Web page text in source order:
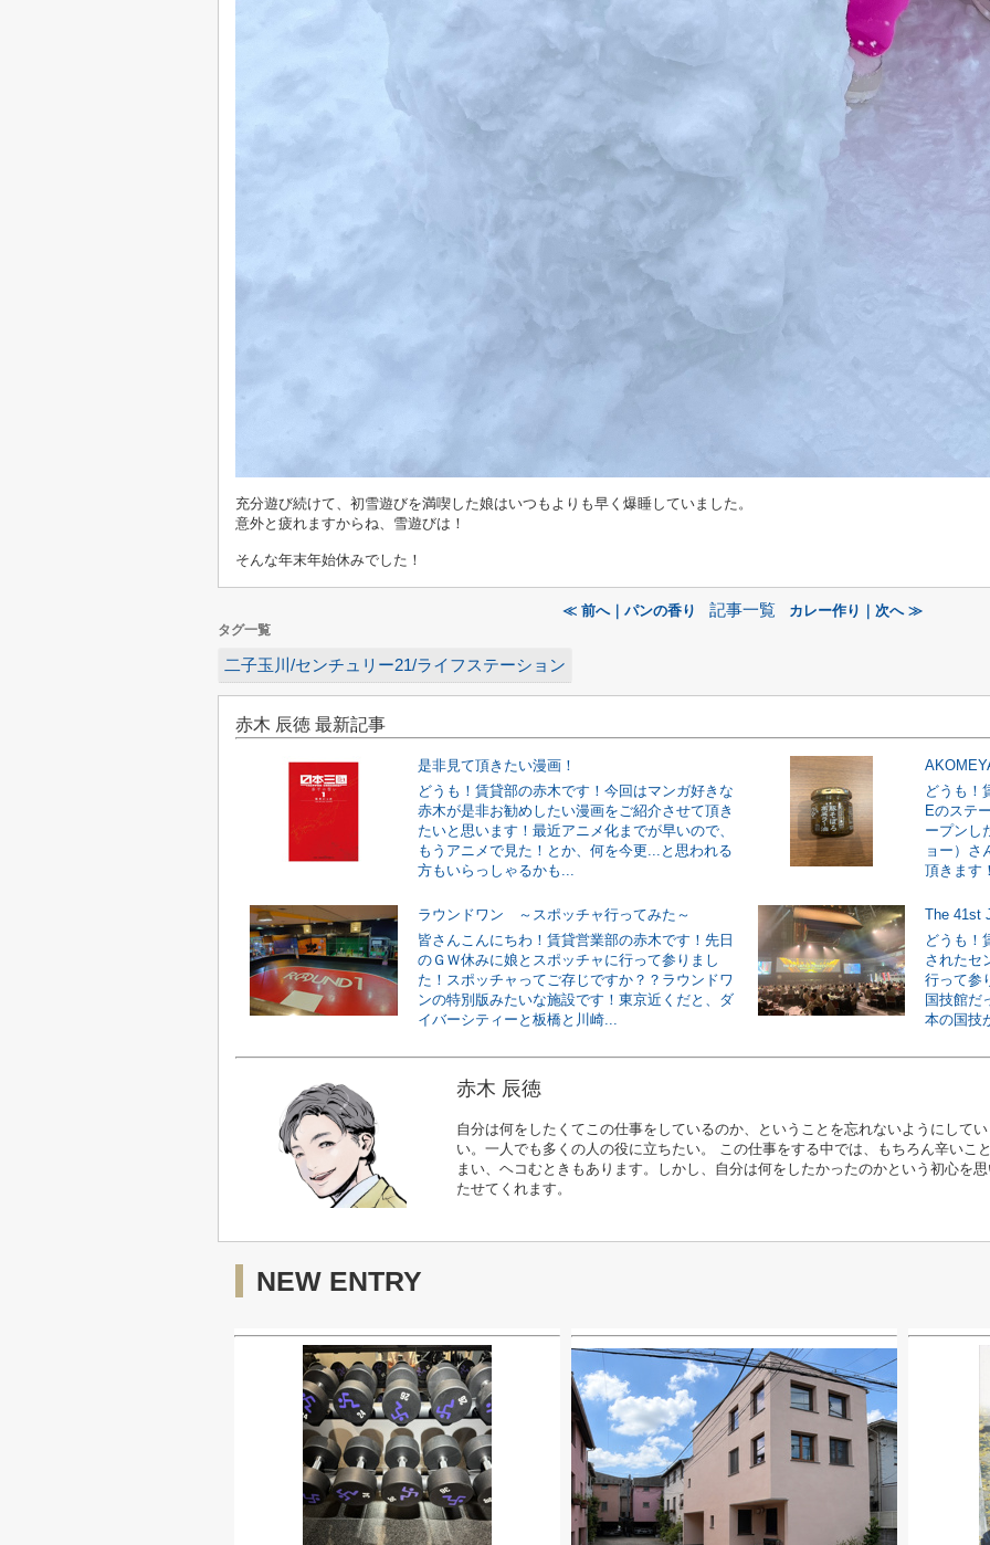
充分遊び続けて、初雪遊びを満喫した娘はいつもよりも早く爆睡していました。
意外と疲れますからね、雪遊びは！
そんな年末年始休みでした！
≪ 前へ｜パンの香り 記事一覧 カレー作り｜次へ ≫
タグ一覧
二子玉川/センチュリー21/ライフステーション
赤木 辰徳 最新記事
是非見て頂きたい漫画！
どうも！賃貸部の赤木です！今回はマンガ好きな
赤木が是非お勧めしたい漫画をご紹介させて頂き
たいと思います！最近アニメ化までが早いので、
もうアニメで見た！とか、何を今更...と思われる
方もいらっしゃるかも...
どうも！
Eのステ
ープンし
ョー）さ
頂きます
ラウンドワン ～スポッチャ行ってみた～
皆さんこんにちわ！賃貸営業部の赤木です！先日
のＧＷ休みに娘とスポッチャに行って参りまし
た！スポッチャってご存じですか？？ラウンドワ
ンの特別版みたいな施設です！東京近くだと、ダ
イバーシティーと板橋と川崎...
The 41st
どうも！
されたセ
行って参
国技館だ
本の国技
赤木 辰徳
自分は何をしたくてこの仕事をしているのか、ということを忘れないようにして
い。一人でも多くの人の役に立ちたい。 この仕事をする中では、もちろん辛いこ
まい、ヘコむときもあります。しかし、自分は何をしたかったのかという初心を
たせてくれます。
NEW ENTRY